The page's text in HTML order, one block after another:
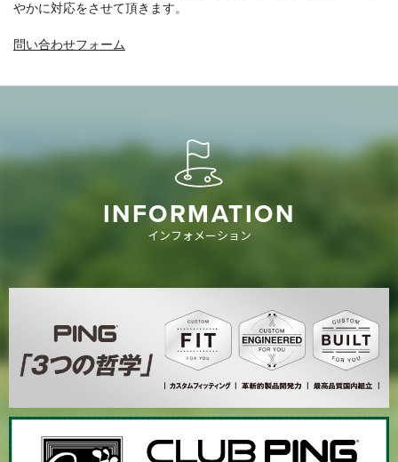
やかに対応をさせて頂きます。
問い合わせフォーム
INFORMATION
インフォメーション